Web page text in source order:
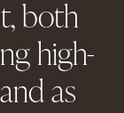
both
high-
as